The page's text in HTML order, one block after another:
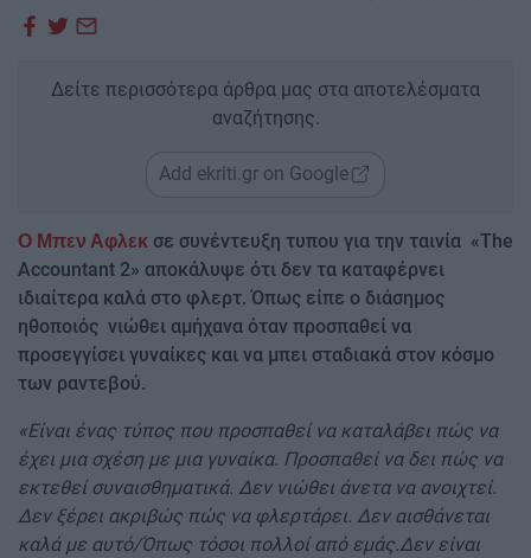
Δείτε περισσότερα άρθρα μας στα αποτελέσματα
αναζήτησης.
Add ekriti.gr on Google
Ο Μπεν Αφλεκ σε συνέντευξη τυπου για την ταινία «The
Accountant 2» αποκάλυψε ότι δεν τα καταφέρνει
ιδιαίτερα καλά στο φλερτ. Όπως είπε ο διάσημος
ηθοποιός νιώθει αμήχανα όταν προσπαθεί να
προσεγγίσει γυναίκες και να μπει σταδιακά στον κόσμο
των ραντεβού.
«Είναι ένας τύπος που προσπαθεί να καταλάβει πώς να
έχει μια σχέση με μια γυναίκα. Προσπαθεί να δει πώς να
εκτεθεί συναισθηματικά. Δεν νιώθει άνετα να ανοιχτεί.
Δεν ξέρει ακριβώς πώς να φλερτάρει. Δεν αισθάνεται
καλά με αυτό/Όπως τόσοι πολλοί από εμάς.Δεν είναι